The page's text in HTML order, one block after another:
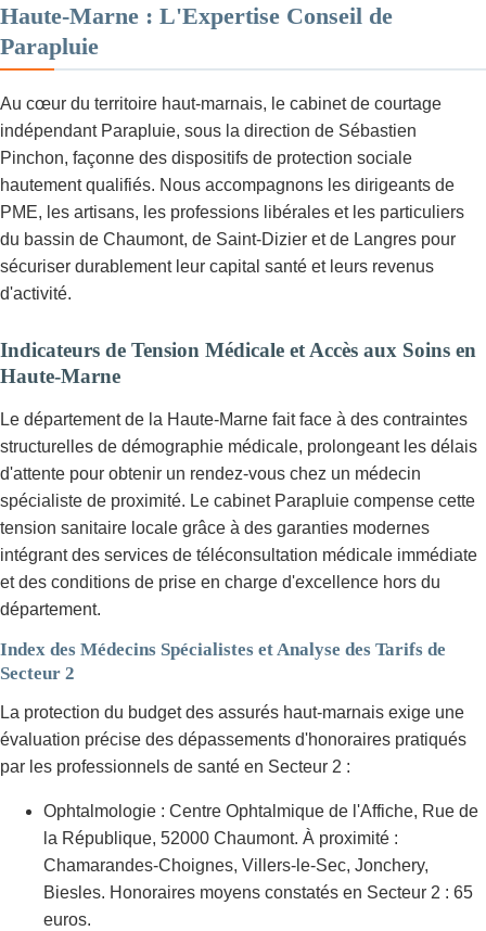
Haute-Marne : L'Expertise Conseil de
Parapluie
Au cœur du territoire haut-marnais, le cabinet de courtage
indépendant Parapluie, sous la direction de Sébastien
Pinchon, façonne des dispositifs de protection sociale
hautement qualifiés. Nous accompagnons les dirigeants de
PME, les artisans, les professions libérales et les particuliers
du bassin de Chaumont, de Saint-Dizier et de Langres pour
sécuriser durablement leur capital santé et leurs revenus
d'activité.
Indicateurs de Tension Médicale et Accès aux Soins en
Haute-Marne
Le département de la Haute-Marne fait face à des contraintes
structurelles de démographie médicale, prolongeant les délais
d'attente pour obtenir un rendez-vous chez un médecin
spécialiste de proximité. Le cabinet Parapluie compense cette
tension sanitaire locale grâce à des garanties modernes
intégrant des services de téléconsultation médicale immédiate
et des conditions de prise en charge d'excellence hors du
département.
Index des Médecins Spécialistes et Analyse des Tarifs de
Secteur 2
La protection du budget des assurés haut-marnais exige une
évaluation précise des dépassements d'honoraires pratiqués
par les professionnels de santé en Secteur 2 :
Ophtalmologie : Centre Ophtalmique de l'Affiche, Rue de
la République, 52000 Chaumont. À proximité :
Chamarandes-Choignes, Villers-le-Sec, Jonchery,
Biesles. Honoraires moyens constatés en Secteur 2 : 65
euros.